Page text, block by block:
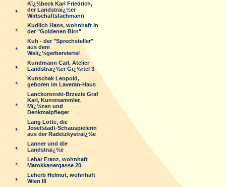
Kï¿½beck Karl Friedrich,
der Landstraï¿½er
Wirtschaftsfachmann
Kudlich Hans, wohnhaft in
der "Goldenen Birn"
Kuh - der "Sprechsteller"
aus dem
Weiï¿½gerberviertel
Kundmann Carl, Atelier
Landstraï¿½er Gï¿½rtel 3
Kunschak Leopold,
geboren im Laveran-Haus
Lanckoronski-Brzezie Graf
Karl, Kunstsammler,
Mï¿½zen und
Denkmalpfleger
Lang Lotte, die
Josefstadt-Schauspielerin
aus der Radetzkystraï¿½e
Lanner und die
Landstraï¿½e
Lehar Franz, wohnhaft
Marokkanergasse 20
Leherb Helmut, wohnhaft
Wien III